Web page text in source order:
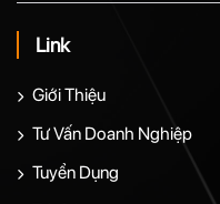
Link
Giới Thiệu
Tư Vấn Doanh Nghiệp
Tuyển Dụng